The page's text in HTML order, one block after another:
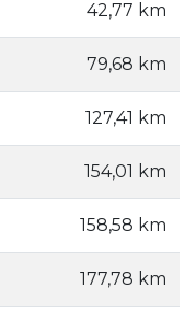
42,77 km
79,68 km
127,41 km
154,01 km
158,58 km
177,78 km